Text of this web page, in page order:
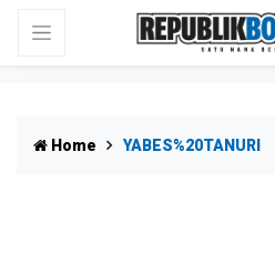
Home YABES%20TANURI